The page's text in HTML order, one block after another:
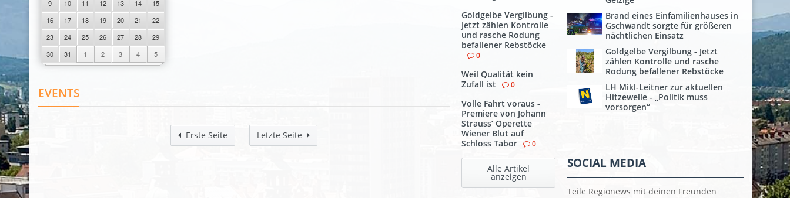
9
10 11 12 13 14
15
16
17 18 19 20 21
22
23
24 25 26 27 28
29
30
31 1 2 3 4 5
EVENTS
Erste Seite Letzte Seite
Goldgelbe Vergilbung -
Jetzt zählen Kontrolle
und rasche Rodung
befallener Rebstöcke
0
Weil Qualität kein
Zufall ist
0
Volle Fahrt voraus -
Premiere von Johann
Strauss’ Operette
Wiener Blut auf
Schloss Tabor
0
Alle Artikel
anzeigen
Brand eines Einfamilienhauses in
Gschwandt sorgte für größeren
nächtlichen Einsatz
Goldgelbe Vergilbung - Jetzt
zählen Kontrolle und rasche
Rodung befallener Rebstöcke
LH Mikl-Leitner zur aktuellen
Hitzewelle - „Politik muss
vorsorgen“
SOCIAL MEDIA
Teile Regionews mit deinen Freunden